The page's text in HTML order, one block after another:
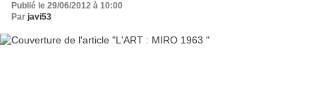
Publié le 29/06/2012 à 10:00
Par javi53